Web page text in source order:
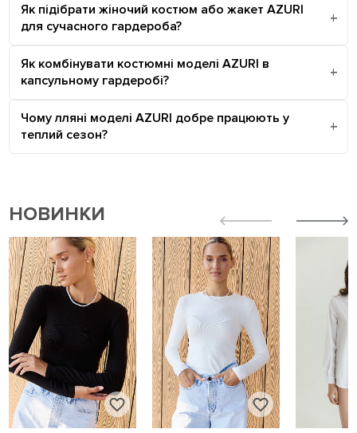
Як підібрати жіночий костюм або жакет AZURI
для сучасного гардероба?
Як комбінувати костюмні моделі AZURI в
капсульному гардеробі?
Чому лляні моделі AZURI добре працюють у
теплий сезон?
НОВИНКИ